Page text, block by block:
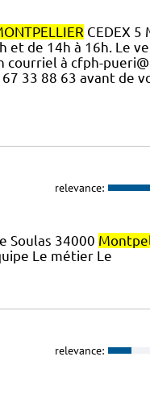
CEDEX 5
et de 14h à 16h. Le
courriel à cfph-
33 88 63 avant de
relevance:
Soulas 34000
Le métier Le
relevance: